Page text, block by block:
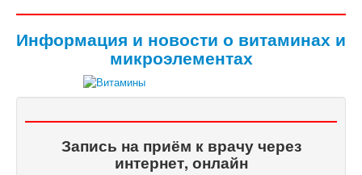
Информация и новости о витаминах и
микроэлементах
Запись на приём к врачу через
интернет, онлайн